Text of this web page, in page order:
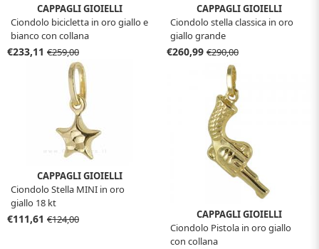
CAPPAGLI GIOIELLI
Ciondolo bicicletta in oro giallo e
bianco con collana
€233,11 €259,00
CAPPAGLI GIOIELLI
Ciondolo stella classica in oro
giallo grande
€260,99 €290,00
CAPPAGLI GIOIELLI
Ciondolo Stella MINI in oro
giallo 18 kt
€111,61 €124,00
CAPPAGLI GIOIELLI
Ciondolo Pistola in oro giallo
con collana